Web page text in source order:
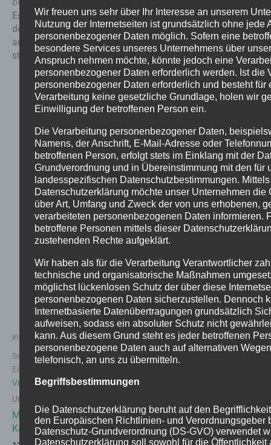
Es eignet sich perfekt für
den Einsatz im Haus und
an Orten, die besonders
stark begangen werden.
Lebensdauer der PU FEST
2K-Versiegelung
GEBRAUCHSANWEISUNG
Vor Gebrauch gut
sch€tteln. Mit einer
hochwertigen Nylon- oder
Mikrofaserrolle mit einer
Borstenl€nge von 8mm –
10mm auftragen.
Falls erforderlich, kann es
mit 10% Wasser verd€nnt
werden.
inkl. 21 % MwSt.
Sets inkl.Versandkosten|
Einzelprodukte siehe
Versandkosten
Unkategorisiert
Mikrozement Seifen
Kalkreiniger 0,75l
Wir freuen uns sehr über Ihr Interesse an unserem
Nutzung der Internetseiten ist grundsätzlich ohne jede
personenbezogener Daten möglich. Sofern eine
besondere Services unseres Unternehmens über
Anspruch nehmen möchte, könnte jedoch eine
personenbezogener Daten erforderlich werden. Ist die
personenbezogener Daten erforderlich und besteht für
Verarbeitung keine gesetzliche Grundlage, holen wir
Einwilligung der betroffenen Person ein.
Die Verarbeitung personenbezogener Daten,
Namens, der Anschrift, E-Mail-Adresse oder
betroffenen Person, erfolgt stets im Einklang mit der
Grundverordnung und in Übereinstimmung mit den für
landesspezifischen Datenschutzbestimmungen.
Datenschutzerklärung möchte unser Unternehmen die
über Art, Umfang und Zweck der von uns erhobenen,
verarbeiteten personenbezogenen Daten informieren.
betroffene Personen mittels dieser
zustehenden Rechte aufgeklärt.
Wir haben als für die Verarbeitung Verantwortlicher
technische und organisatorische Maßnahmen
möglichst lückenlosen Schutz der über diese
personenbezogenen Daten sicherzustellen. Dennoch
Internetbasierte Datenübertragungen grundsätzlich
aufweisen, sodass ein absoluter Schutz nicht
kann. Aus diesem Grund steht es jeder betroffenen
personenbezogene Daten auch auf alternativen
telefonisch, an uns zu übermitteln.
Begriffsbestimmungen
Die Datenschutzerklärung beruht auf den
den Europäischen Richtlinien- und Verordnungsgeber
Datenschutz-Grundverordnung (DS-GVO) verwendet
Datenschutzerklärung soll sowohl für die Öffentlichkeit